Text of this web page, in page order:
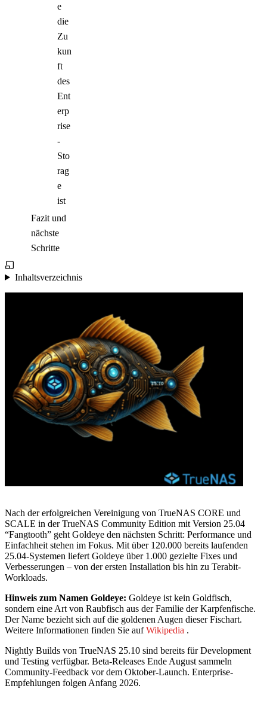
e
die
Zu
kun
ft
des
Ent
erp
rise
-
Sto
rag
e
ist
Fazit und
nächste
Schritte
Inhaltsverzeichnis
Nach der erfolgreichen Vereinigung von TrueNAS CORE und
SCALE in der TrueNAS Community Edition mit Version 25.04
“Fangtooth” geht Goldeye den nächsten Schritt: Performance und
Einfachheit stehen im Fokus. Mit über 120.000 bereits laufenden
25.04-Systemen liefert Goldeye über 1.000 gezielte Fixes und
Verbesserungen – von der ersten Installation bis hin zu Terabit-
Workloads.
Hinweis zum Namen Goldeye: Goldeye ist kein Goldfisch,
sondern eine Art von Raubfisch aus der Familie der Karpfenfische.
Der Name bezieht sich auf die goldenen Augen dieser Fischart.
Weitere Informationen finden Sie aufWikipedia .
Nightly Builds von TrueNAS 25.10 sind bereits für Development
und Testing verfügbar. Beta-Releases Ende August sammeln
Community-Feedback vor dem Oktober-Launch. Enterprise-
Empfehlungen folgen Anfang 2026.